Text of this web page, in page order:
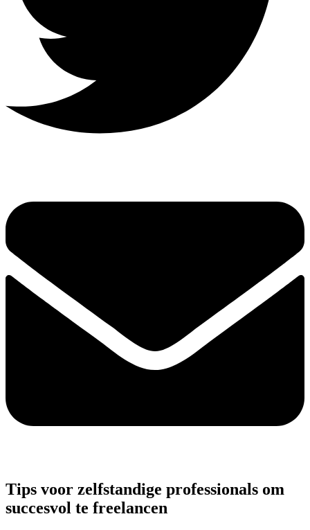
Tips voor zelfstandige professionals om
succesvol te freelancen